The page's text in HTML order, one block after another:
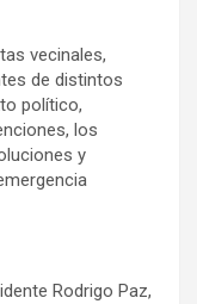
vecinales,
de distintos
político,
los
y
Rodrigo Paz,